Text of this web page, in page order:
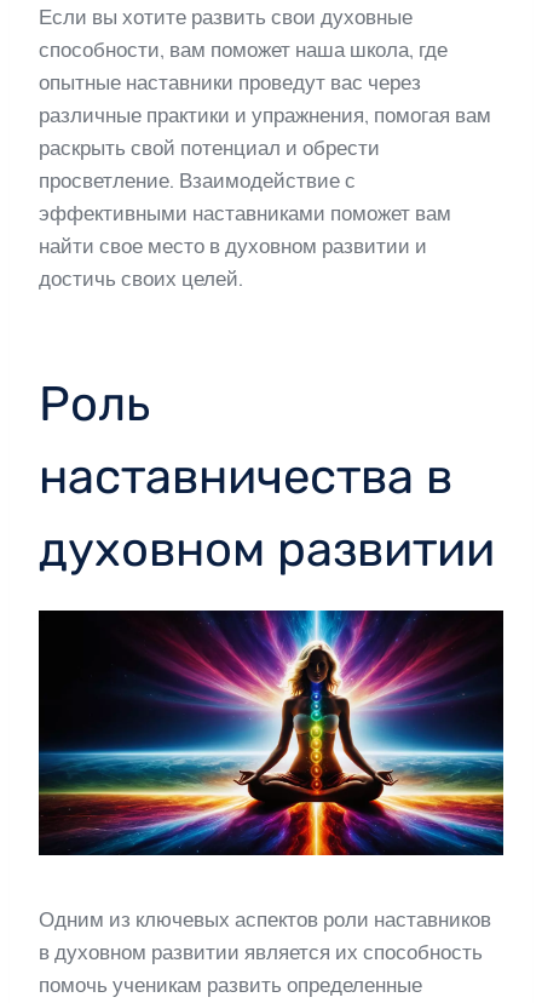
Если вы хотите развить свои духовные
способности, вам поможет наша школа, где
опытные наставники проведут вас через
различные практики и упражнения, помогая вам
раскрыть свой потенциал и обрести
просветление. Взаимодействие с
эффективными наставниками поможет вам
найти свое место в духовном развитии и
достичь своих целей.
Роль
наставничества в
духовном развитии
Одним из ключевых аспектов роли наставников
в духовном развитии является их способность
помочь ученикам развить определенные